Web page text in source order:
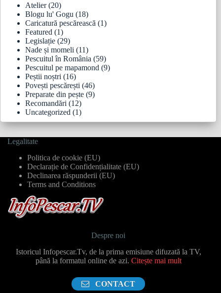
Atelier(20)
Blogu lu' Gogu (18)
Caricatură pescărească (1)
Featured (1)
Legislație (29)
Nade și momeli (11)
Pescuitul în România (59)
Pescuitul pe mapamond (9)
Peștii noștri (16)
Povești pescărești (46)
Preparate din pește (9)
Recomandări (12)
Uncategorized (1)
Legalitate
Politica de cookie (EU)
Declarație de Confidențialitate (EU)
Declinarea răspunderii (EU)
Terms and Conditions
Despre noi
Istoricul Infopescar.Tv, de la prima emisiune difuzată la TV,
până la formatul online de azi. Citește mai mult
CONTACT